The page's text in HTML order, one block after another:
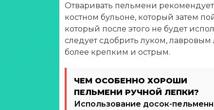
Отваривать пельмени
костном бульоне, который затем
который после этого не будет
следует сдобрить луком,
более крепким и острым.
ЧЕМ ОСОБЕННО ХОРОШИ
ПЕЛЬМЕНИ РУЧНОЙ ЛЕПКИ?
Использование досок-